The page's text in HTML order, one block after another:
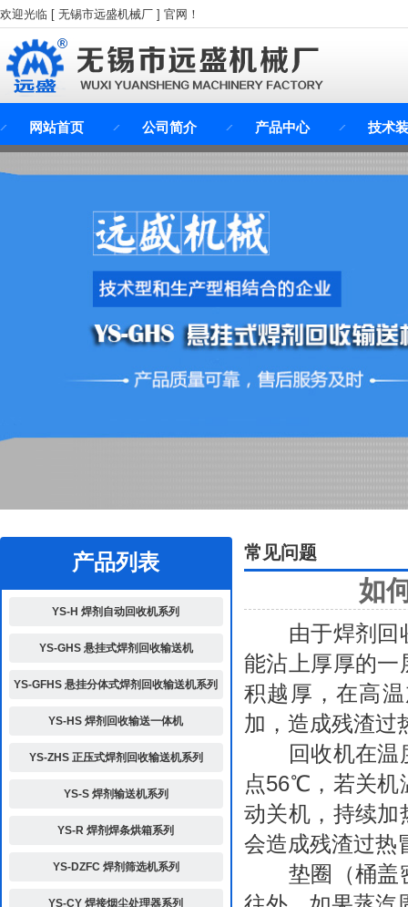
欢迎光临 [ 无锡市远盛机械厂 ] 官网！
网站首页 公司简介 产品中心 技术
产品列表
YS-H 焊剂自动回收机系列
YS-GHS 悬挂式焊剂回收输送机
YS-GFHS 悬挂分体式焊剂回收输送机系列
YS-HS 焊剂回收输送一体机
YS-ZHS 正压式焊剂回收输送机系列
YS-S 焊剂输送机系列
YS-R 焊剂焊条烘箱系列
YS-DZFC 焊剂筛选机系列
YS-CY 焊接烟尘处理器系列
常见问题
如
由于焊剂回收
能沾上厚厚的一
积越厚，在高
加，造成残渣过
回收机在温度
点56℃，若关机
动关机，持续加
会造成残渣过热
垫圈（桶盖密